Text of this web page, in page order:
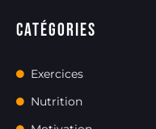
Catégories
Exercices
Nutrition